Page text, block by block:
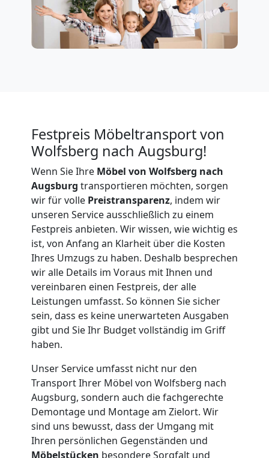
Festpreis Möbeltransport von
Wolfsberg nach Augsburg!
Wenn Sie Ihre Möbel von Wolfsberg nach
Augsburg transportieren möchten, sorgen
wir für volle Preistransparenz, indem wir
unseren Service ausschließlich zu einem
Festpreis anbieten. Wir wissen, wie wichtig es
ist, von Anfang an Klarheit über die Kosten
Ihres Umzugs zu haben. Deshalb besprechen
wir alle Details im Voraus mit Ihnen und
vereinbaren einen Festpreis, der alle
Leistungen umfasst. So können Sie sicher
sein, dass es keine unerwarteten Ausgaben
gibt und Sie Ihr Budget vollständig im Griff
haben.
Unser Service umfasst nicht nur den
Transport Ihrer Möbel von Wolfsberg nach
Augsburg, sondern auch die fachgerechte
Demontage und Montage am Zielort. Wir
sind uns bewusst, dass der Umgang mit
Ihren persönlichen Gegenständen und
Möbelstücken besondere Sorgfalt und
Büroumzug
Wolfsberg
Wolfsberg
Tragehilfe
Wolfsberg
Kleiner
Umzug
Wolfsberg
Küchenumzug
Wolfsberg
Umzug